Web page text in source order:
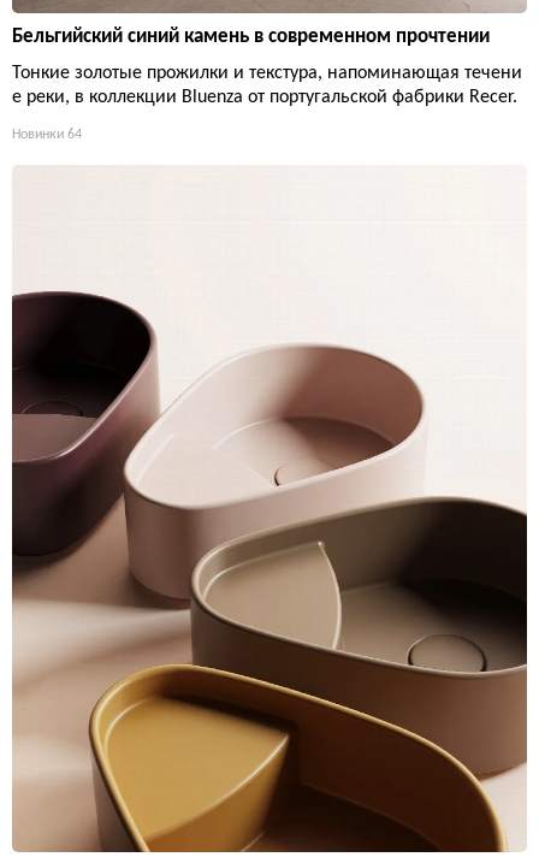
Бельгийский синий камень в современном прочтении
Тонкие золотые прожилки и текстура, напоминающая течени
е реки, в коллекции Bluenza от португальской фабрики Recer.
Новинки 64